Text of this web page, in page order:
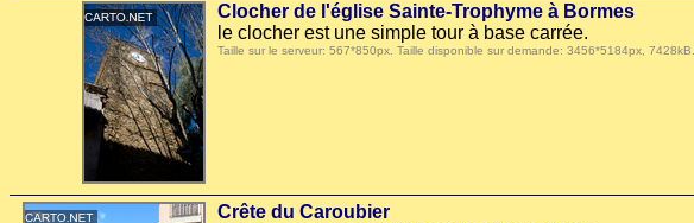
Clocher de l'église Sainte-Trophyme à Bormes
le clocher est une simple tour à base carrée.
Taille sur le serveur: 567*850px. Taille disponible sur demande: 3456*5184px, 7428kB.
Crête du Caroubier